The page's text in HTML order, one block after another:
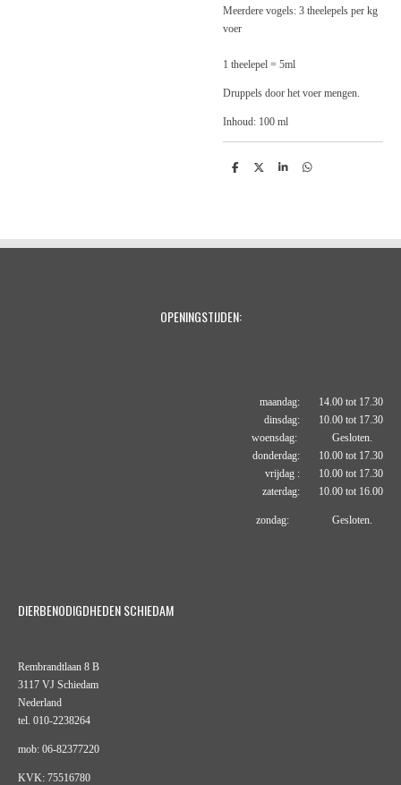
Meerdere vogels: 3 theelepels per kg
voer
1 theelepel = 5ml
Druppels door het voer mengen.
Inhoud: 100 ml
D
D
S
D
OPENINGSTIJDEN:
maandag: 14.00 tot 17.30
dinsdag: 10.00 tot 17.30
woensdag: Gesloten.
donderdag: 10.00 tot 17.30
vrijdag : 10.00 tot 17.30
zaterdag: 10.00 tot 16.00
zondag: Gesloten.
DIERBENODIGDHEDEN SCHIEDAM
Rembrandtlaan 8 B
3117 VJ Schiedam
Nederland
tel. 010-2238264
mob: 06-82377220
KVK: 75516780